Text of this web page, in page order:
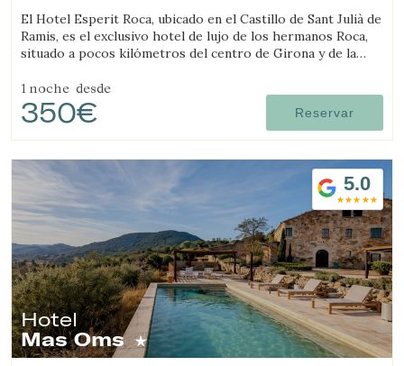
El Hotel Esperit Roca, ubicado en el Castillo de Sant Julià de
Ramis, es el exclusivo hotel de lujo de los hermanos Roca,
situado a pocos kilómetros del centro de Girona y de la
1 noche desde
350€ Reservar
5.0
Hotel
Mas Oms